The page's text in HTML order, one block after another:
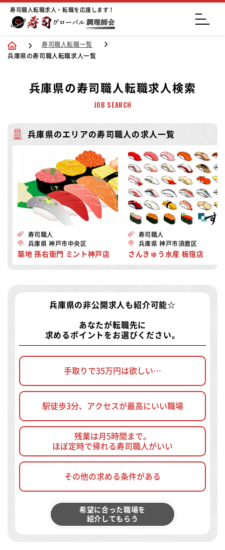
寿司職人転職求人・転職を応援します！
寿司職人転職一覧
兵庫県の寿司職人転職求人一覧
兵庫県の寿司職人転職求人検索
JOB SEARCH
兵庫県のエリアの寿司職人の求人一覧
寿司職人
兵庫県 神戸市中央区
築地 孫右衛門 ミント神戸店
寿司職人
兵庫県 神戸市須磨区
さんきゅう水産 板宿店
兵庫県の非公開求人 も紹介可能☆
あなたが転職先に
求めるポイントをお選びください。
手取りで35万円は欲しい…
駅徒歩3分、アクセスが最高にいい職場
残業は月5時間まで。
ほぼ定時で帰れる寿司職人がいい
その他の求める条件がある
希望に合った職場を
紹介してもらう